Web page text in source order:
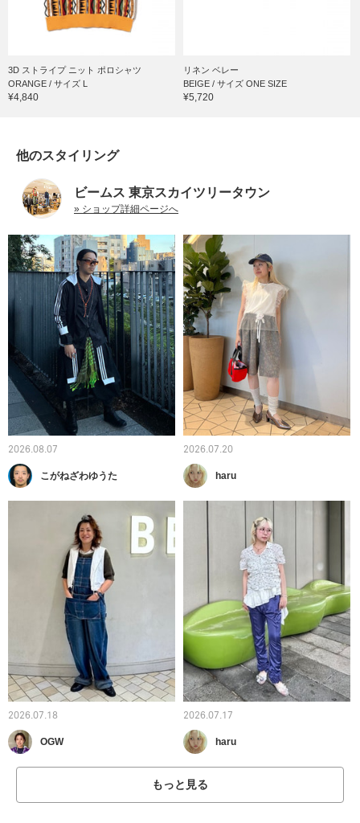
3D ストライプ ニット ポロシャツ
ORANGE / サイズ L
¥4,840
リネン ベレー
BEIGE / サイズ ONE SIZE
¥5,720
他のスタイリング
ビームス 東京スカイツリータウン
» ショップ詳細ページへ
2026.08.07
こがねざわゆうた
2026.07.20
haru
2026.07.18
OGW
2026.07.17
haru
もっと見る